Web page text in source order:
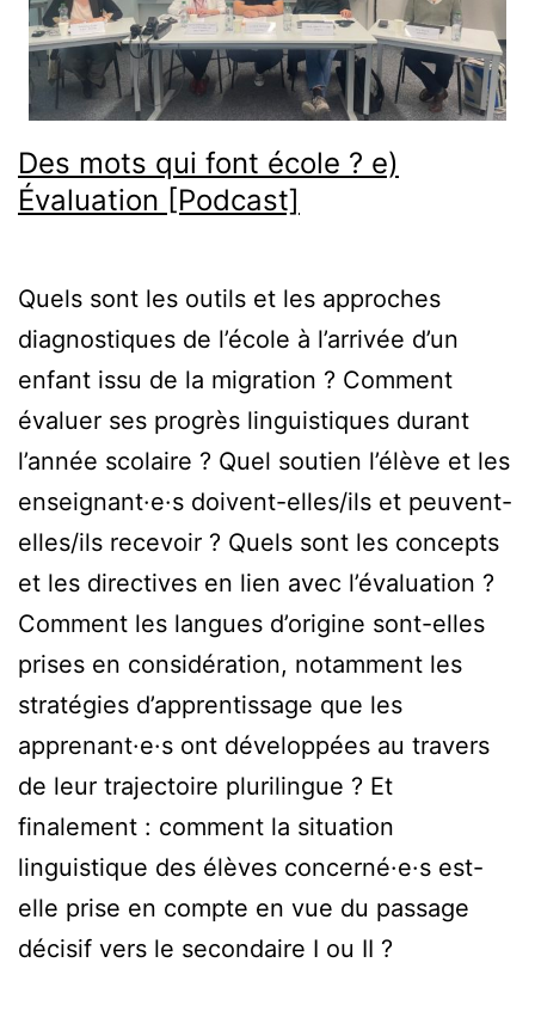
Des mots qui font école ? e)
Évaluation [Podcast]
Quels sont les outils et les approches
diagnostiques de l’école à l’arrivée d’un
enfant issu de la migration ? Comment
évaluer ses progrès linguistiques durant
l’année scolaire ? Quel soutien l’élève et les
enseignant·e·s doivent-elles/ils et peuvent-
elles/ils recevoir ? Quels sont les concepts
et les directives en lien avec l’évaluation ?
Comment les langues d’origine sont-elles
prises en considération, notamment les
stratégies d’apprentissage que les
apprenant·e·s ont développées au travers
de leur trajectoire plurilingue ? Et
finalement : comment la situation
linguistique des élèves concerné·e·s est-
elle prise en compte en vue du passage
décisif vers le secondaire I ou II ?